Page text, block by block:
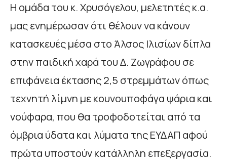
Η ομάδα του κ. Χρυσόγελου, μελετητές κ.α.
μας ενημέρωσαν ότι θέλουν να κάνουν
κατασκευές μέσα στο Άλσος Ιλισίων δίπλα
στην παιδική χαρά του Δ. Ζωγράφου σε
επιφάνεια έκτασης 2,5 στρεμμάτων όπως
τεχνητή λίμνη με κουνουποφάγα ψάρια και
νούφαρα, που θα τροφοδοτείται από τα
όμβρια ύδατα και λύματα της ΕΥΔΑΠ αφού
πρώτα υποστούν κατάλληλη επεξεργασία.